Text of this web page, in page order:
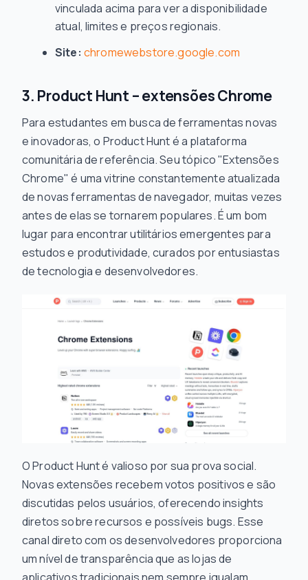
vinculada acima para ver a disponibilidade
atual, limites e preços regionais.
Site: chromewebstore.google.com
3. Product Hunt – extensões Chrome
Para estudantes em busca de ferramentas novas
e inovadoras, o Product Hunt é a plataforma
comunitária de referência. Seu tópico "Extensões
Chrome" é uma vitrine constantemente atualizada
de novas ferramentas de navegador, muitas vezes
antes de elas se tornarem populares. É um bom
lugar para encontrar utilitários emergentes para
estudos e produtividade, curados por entusiastas
de tecnologia e desenvolvedores.
O Product Hunt é valioso por sua prova social.
Novas extensões recebem votos positivos e são
discutidas pelos usuários, oferecendo insights
diretos sobre recursos e possíveis bugs. Esse
canal direto com os desenvolvedores proporciona
um nível de transparência que as lojas de